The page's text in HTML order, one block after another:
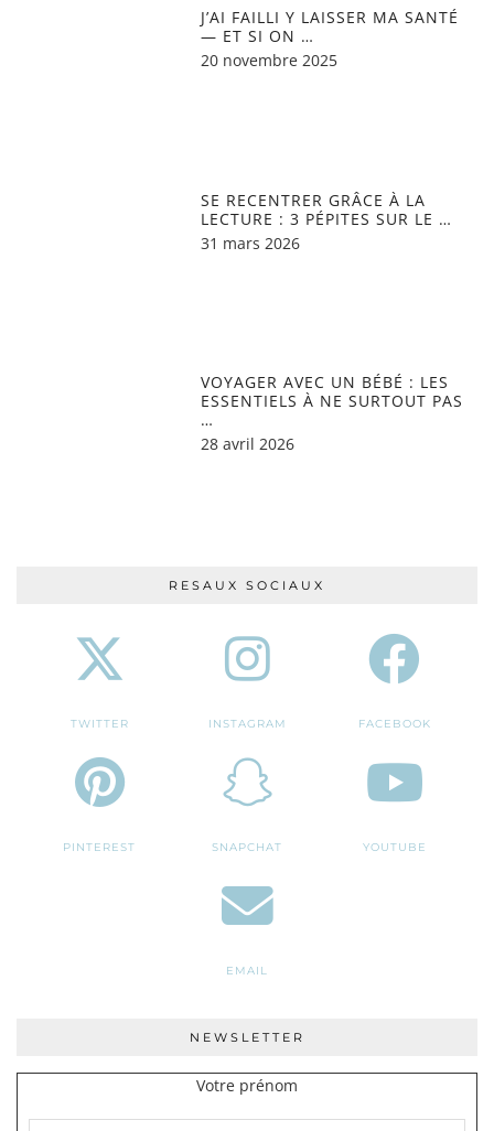
J’AI FAILLI Y LAISSER MA SANTÉ
— ET SI ON …
20 novembre 2025
SE RECENTRER GRÂCE À LA
LECTURE : 3 PÉPITES SUR LE …
31 mars 2026
VOYAGER AVEC UN BÉBÉ : LES
ESSENTIELS À NE SURTOUT PAS
…
28 avril 2026
RESAUX SOCIAUX
TWITTER INSTAGRAM FACEBOOK
PINTEREST SNAPCHAT YOUTUBE
EMAIL
NEWSLETTER
Votre prénom